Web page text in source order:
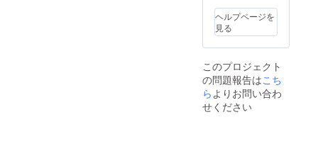
ヘルプページを
見る
このプロジェクト
の問題報告はこち
ら よりお問い合わ
せください